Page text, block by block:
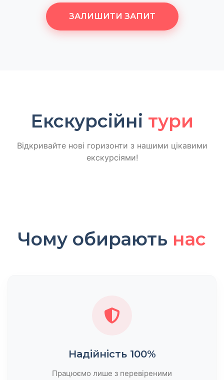
ЗАЛИШИТИ ЗАПИТ
Екскурсійні тури
Відкривайте нові горизонти з нашими цікавими
екскурсіями!
Чому обирають нас
Надійність 100%
Працюємо лише з перевіреними